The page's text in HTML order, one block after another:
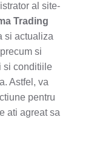
al site-
Trading
si actualiza
si
si conditiile
Astfel, va
pentru
ati agreat sa